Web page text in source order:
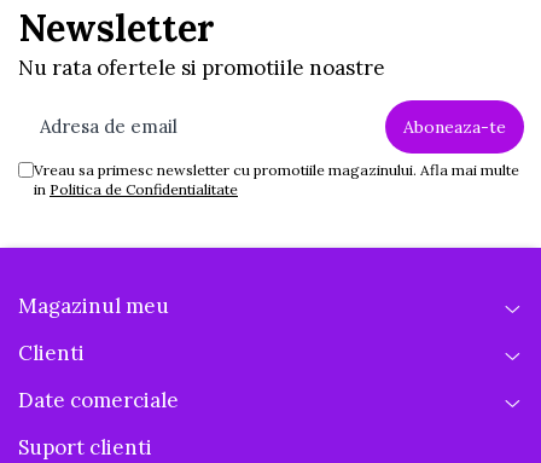
Newsletter
Nu rata ofertele si promotiile noastre
Vreau sa primesc newsletter cu promotiile magazinului. Afla mai multe
in Politica de Confidentialitate
Magazinul meu
Clienti
Date comerciale
Suport clienti